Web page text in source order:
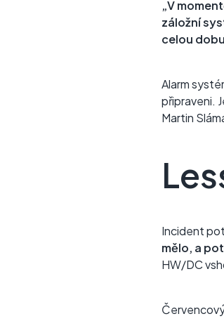
„V
záložní
celou
Alarm
připraveni.
Martin
Incident
mělo, a
HW/DC